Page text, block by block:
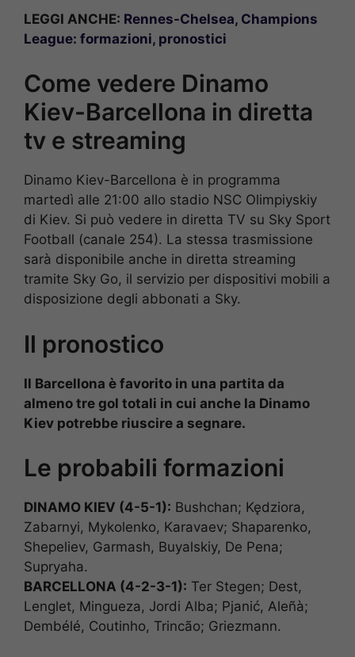
LEGGI ANCHE: Rennes-Chelsea, Champions
League: formazioni, pronostici
Come vedere Dinamo
Kiev-Barcellona in diretta
tv e streaming
Dinamo Kiev-Barcellona è in programma
martedì alle 21:00 allo stadio NSC Olimpiyskiy
di Kiev. Si può vedere in diretta TV su Sky Sport
Football (canale 254). La stessa trasmissione
sarà disponibile anche in diretta streaming
tramite Sky Go, il servizio per dispositivi mobili a
disposizione degli abbonati a Sky.
Il pronostico
Il Barcellona è favorito in una partita da
almeno tre gol totali in cui anche la Dinamo
Kiev potrebbe riuscire a segnare.
Le probabili formazioni
DINAMO KIEV (4-5-1): Bushchan; Kędziora,
Zabarnyi, Mykolenko, Karavaev; Shaparenko,
Shepeliev, Garmash, Buyalskiy, De Pena;
Supryaha.
BARCELLONA (4-2-3-1): Ter Stegen; Dest,
Lenglet, Mingueza, Jordi Alba; Pjanić, Aleñà;
Dembélé, Coutinho, Trincão; Griezmann.